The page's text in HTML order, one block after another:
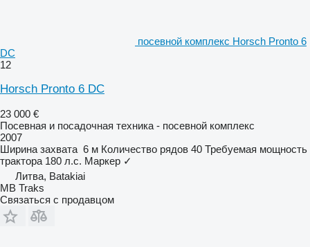
посевной комплекс Horsch Pronto 6
DC
12
Horsch Pronto 6 DC
23 000 €
Посевная и посадочная техника - посевной комплекс
2007
Ширина захвата 6 м Количество рядов 40 Требуемая мощность
трактора 180 л.с. Маркер ✓
Литва, Batakiai
MB Traks
Связаться с продавцом